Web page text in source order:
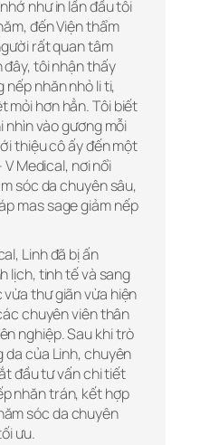
như in lần đầu tôi
đến Viện thẩm
rất quan tâm
đây, tôi nhận thấy
nhăn nhỏ li ti,
mỏi hơn hẳn. Tôi biết
nhìn vào gương mỗi
thiệu cô ấy đến một
Medical, nơi nổi
sóc da chuyên sâu,
mas sage giảm nếp
Linh đã bị ấn
lịch, tinh tế và sang
thư giãn vừa hiện
chuyên viên thân
nghiệp. Sau khi trò
của Linh, chuyên
đầu tư vấn chi tiết
nhăn trán, kết hợp
sóc da chuyên
ưu.